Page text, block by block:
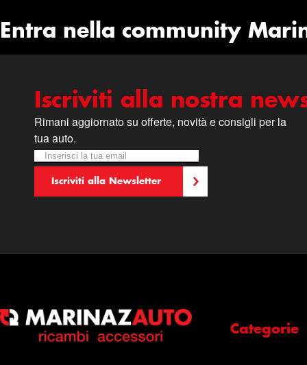
Entra nella community
Iscriviti alla nostra
Rimani aggiornato su offerte, novità e consigli per la
tua auto.
Newsletter
Iscriviti alla nostra Newsletter:
Iscriviti alla Newsletter
Categorie